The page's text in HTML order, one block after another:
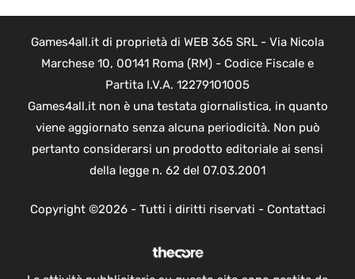
Games4all.it di proprietà di WEB 365 SRL - Via Nicola
Marchese 10, 00141 Roma (RM) - Codice Fiscale e
Partita I.V.A. 12279101005
Games4all.it non è una testata giornalistica, in quanto
viene aggiornato senza alcuna periodicità. Non può
pertanto considerarsi un prodotto editoriale ai sensi
della legge n. 62 del 07.03.2001
Copyright ©2026 - Tutti i diritti riservati - Contattaci